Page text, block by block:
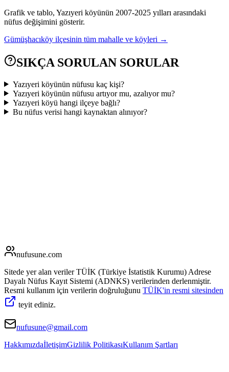
Grafik ve tablo, Yazıyeri köyünün 2007-2025 yılları arasındaki
nüfus değişimini gösterir.
Gümüşhacıköy ilçesinin tüm mahalle ve köyleri →
SIKÇA SORULAN SORULAR
Yazıyeri köyünün nüfusu kaç kişi?
Yazıyeri köyünün nüfusu artıyor mu, azalıyor mu?
Yazıyeri köyü hangi ilçeye bağlı?
Bu nüfus verisi hangi kaynaktan alınıyor?
nufusune.com
Sitede yer alan veriler TÜİK (Türkiye İstatistik Kurumu) Adrese
Dayalı Nüfus Kayıt Sistemi (ADNKS) verilerinden derlenmiştir.
Resmi kullanım için verilerin doğruluğunu TÜİK'in resmi sitesinden
teyit ediniz.
nufusune@gmail.com
HakkımızdaİletişimGizlilik PolitikasıKullanım Şartları